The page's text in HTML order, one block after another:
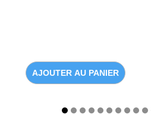
AJOUTER AU PANIER